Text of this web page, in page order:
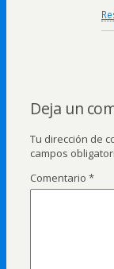
Deja un
Tu dirección de
campos
Comentario *